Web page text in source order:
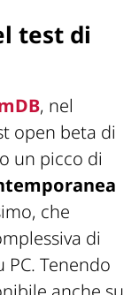
test di
, nel
open beta di
un picco di
che
di
Tenendo